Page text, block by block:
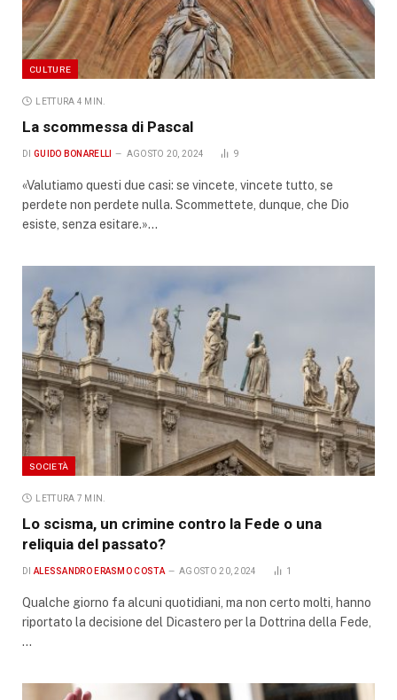
CULTURE
LETTURA 4 MIN.
La scommessa di Pascal
DI GUIDO BONARELLI AGOSTO 20, 2024 9
«Valutiamo questi due casi: se vincete, vincete tutto, se
perdete non perdete nulla. Scommettete, dunque, che Dio
esiste, senza esitare.»…
SOCIETÀ
LETTURA 7 MIN.
Lo scisma, un crimine contro la Fede o una
reliquia del passato?
DI ALESSANDRO ERASMO COSTA AGOSTO 20, 2024 1
Qualche giorno fa alcuni quotidiani, ma non certo molti, hanno
riportato la decisione del Dicastero per la Dottrina della Fede,
…